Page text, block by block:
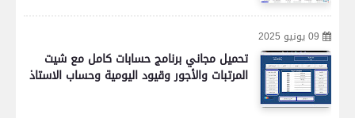
09 يونيو 2025
تحميل مجاني برنامج حسابات كامل مع شيت
المرتبات والأجور وقيود اليومية وحساب الاستاذ